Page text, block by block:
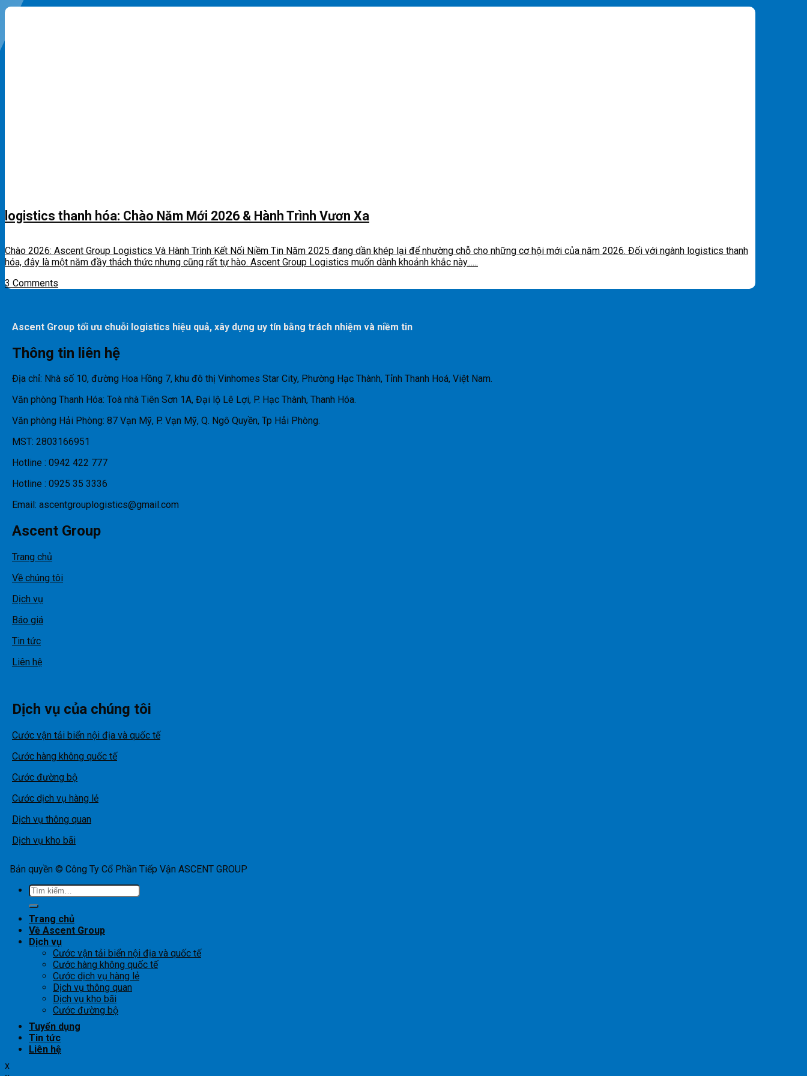
logistics thanh hóa: Chào Năm Mới 2026 & Hành Trình Vươn Xa
Chào 2026: Ascent Group Logistics Và Hành Trình Kết Nối Niềm Tin Năm 2025 đang dần khép lại để nhường chỗ cho những cơ hội mới của năm 2026. Đối với ngành logistics thanh
hóa, đây là một năm đầy thách thức nhưng cũng rất tự hào. Ascent Group Logistics muốn dành khoảnh khắc này......
3 Comments
Ascent Group tối ưu chuỗi logistics hiệu quả, xây dựng uy tín bằng trách nhiệm và niềm tin
Thông tin liên hệ
Địa chỉ: Nhà số 10, đường Hoa Hồng 7, khu đô thị Vinhomes Star City, Phường Hạc Thành, Tỉnh Thanh Hoá, Việt Nam.
Văn phòng Thanh Hóa: Toà nhà Tiên Sơn 1A, Đại lộ Lê Lợi, P. Hạc Thành, Thanh Hóa.
Văn phòng Hải Phòng: 87 Vạn Mỹ, P. Vạn Mỹ, Q. Ngô Quyền, Tp Hải Phòng.
MST: 2803166951
Hotline : 0942 422 777
Hotline : 0925 35 3336
Email: ascentgrouplogistics@gmail.com
Ascent Group
Trang chủ
Về chúng tôi
Dịch vụ
Báo giá
Tin tức
Liên hệ
Dịch vụ của chúng tôi
Cước vận tải biển nội địa và quốc tế
Cước hàng không quốc tế
Cước đường bộ
Cước dịch vụ hàng lẻ
Dịch vụ thông quan
Dịch vụ kho bãi
Bản quyền © Công Ty Cổ Phần Tiếp Vận ASCENT GROUP
Tìm
kiếm:
Trang chủ
Về Ascent Group
Dịch vụ
Cước vận tải biển nội địa và quốc tế
Cước hàng không quốc tế
Cước dịch vụ hàng lẻ
Dịch vụ thông quan
Dịch vụ kho bãi
Cước đường bộ
Tuyển dụng
Tin tức
Liên hệ
x